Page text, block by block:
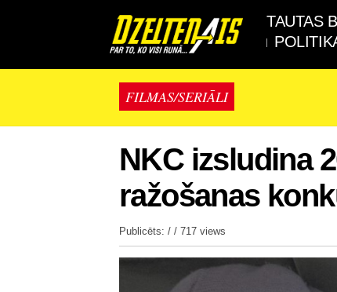
TAUTAS
FILMAS/SERIĀLI
NKC izsludina
ražošanas
Publicēts: / / 717 views